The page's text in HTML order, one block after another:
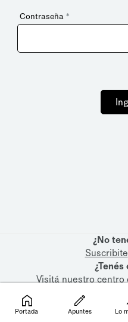
Contraseña *
¿No
Suscribite
Visitá nuestrocentro
Portada Apuntes Lo